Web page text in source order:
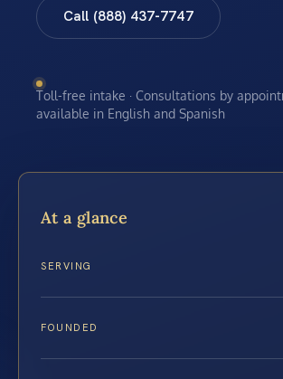
Call (888) 437-7747
Toll-free intake · Consultations by
available in English and Spanish
At a glance
SERVING
FOUNDED